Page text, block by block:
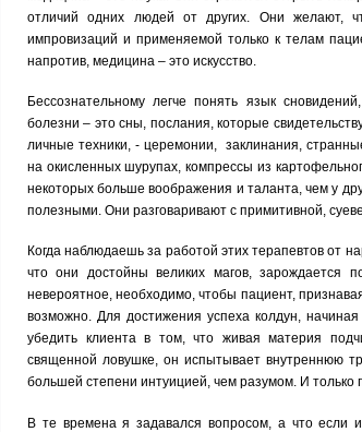
отличий одних людей от других. Они желают,
импровизаций и применяемой только к телам
напротив, медицина – это искусство.
Бессознательному легче понять язык
болезни – это сны, послания, которые
личные техники, - церемонии, заклинания,
на окисленных шурупах, компрессы из
некоторых больше воображения и таланта, чем у
полезными. Они разговаривают с примитивной,
Когда наблюдаешь за работой этих терапевтов от
что они достойны великих магов, зарождается
невероятное, необходимо, чтобы пациент,
возможно. Для достижения успеха колдун,
убедить клиента в том, что живая материя
священной ловушке, он испытывает внутреннюю
большей степени интуицией, чем разумом. И только
В те времена я задавался вопросом, а что если